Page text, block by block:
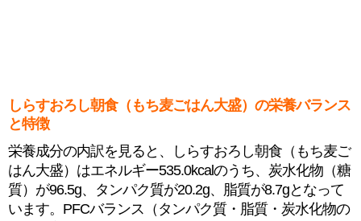
しらすおろし朝食（もち⻨ごはん大盛）の栄養バランス
と特徴
栄養成分の内訳を見ると、しらすおろし朝食（もち⻨ご
はん大盛）はエネルギー535.0kcalのうち、炭水化物（糖
質）が96.5g、タンパク質が20.2g、脂質が8.7gとなって
います。PFCバランス（タンパク質・脂質・炭水化物の